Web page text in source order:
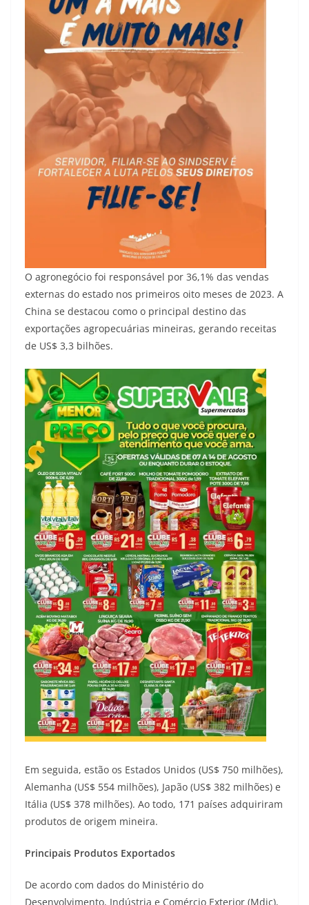
O agronegócio foi responsável por 36,1% das vendas
externas do estado nos primeiros oito meses de 2023. A
China se destacou como o principal destino das
exportações agropecuárias mineiras, gerando receitas
de US$ 3,3 bilhões.
Em seguida, estão os Estados Unidos (US$ 750 milhões),
Alemanha (US$ 554 milhões), Japão (US$ 382 milhões) e
Itália (US$ 378 milhões). Ao todo, 171 países adquiriram
produtos de origem mineira.
Principais Produtos Exportados
De acordo com dados do Ministério do
Desenvolvimento, Indústria e Comércio Exterior (Mdic),